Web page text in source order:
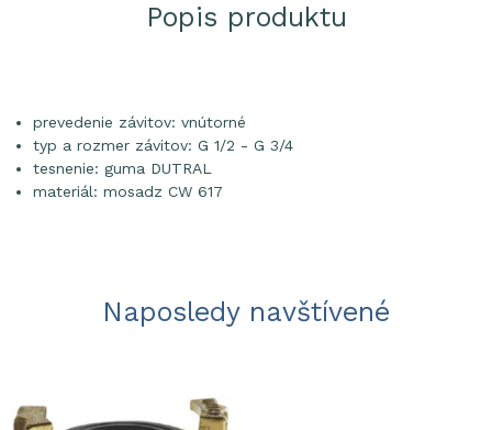
Popis produktu
prevedenie závitov: vnútorné
typ a rozmer závitov: G 1/2 - G 3/4
tesnenie: guma DUTRAL
materiál: mosadz CW 617
Naposledy navštívené